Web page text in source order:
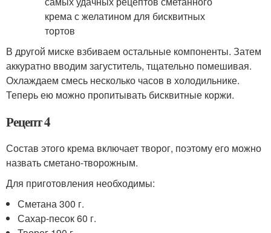
В другой миске взбиваем остальные компоненты. Затем
аккуратно вводим загуститель, тщательно помешивая.
Охлаждаем смесь несколько часов в холодильнике.
Теперь ею можно пропитывать бисквитные коржи.
Рецепт 4
Состав этого крема включает творог, поэтому его можно
назвать сметано-творожным.
Для приготовления необходимы:
Сметана 300 г.
Сахар-песок 60 г.